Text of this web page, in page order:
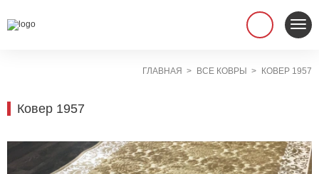
ГЛАВНАЯ ВСЕ КОВРЫ КОВЕР 1957
Ковер 1957